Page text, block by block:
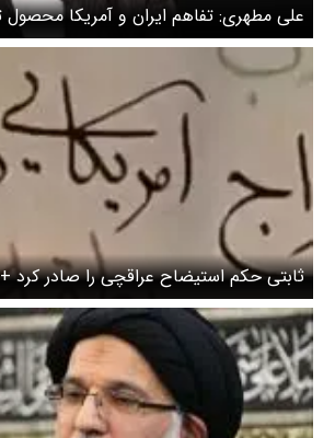
علی مطهری: تفاهم ایران و آمریکا
مقامات نظام است
ثابتی حکم استیضاح عراقچی را صادر کرد